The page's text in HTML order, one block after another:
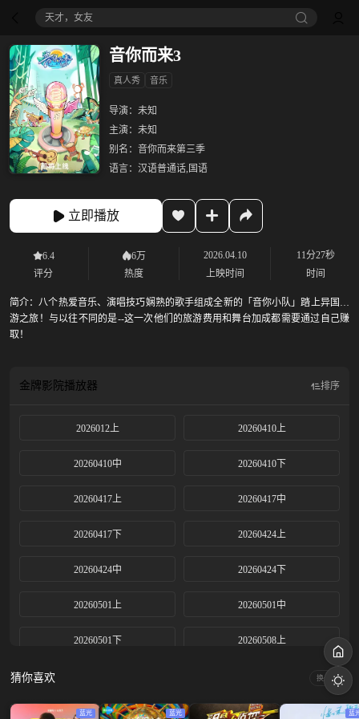
天才，女友
音你而来3
真人秀 音乐
导演： 未知
主演： 未知
别名： 音你而来第三季
语言： 汉语普通话,国语
立即播放
6.4
评分
6万
热度
2026.04.10
上映时间
11分27秒
时间
简介：八个热爱音乐、演唱技巧娴熟的歌手组成全新的「音你小队」踏上异国唱
游之旅！与以往不同的是--这一次他们的旅游费用和舞台加成都需要通过自己赚
取！
金牌影院播放器 排序
2026012上 20260410上
20260410中 20260410下
20260417上 20260417中
20260417下 20260424上
20260424中 20260424下
20260501上 20260501中
20260501下 20260508上
20260515上 20260515中
猜你喜欢 换一换
蓝光 蓝光 蓝